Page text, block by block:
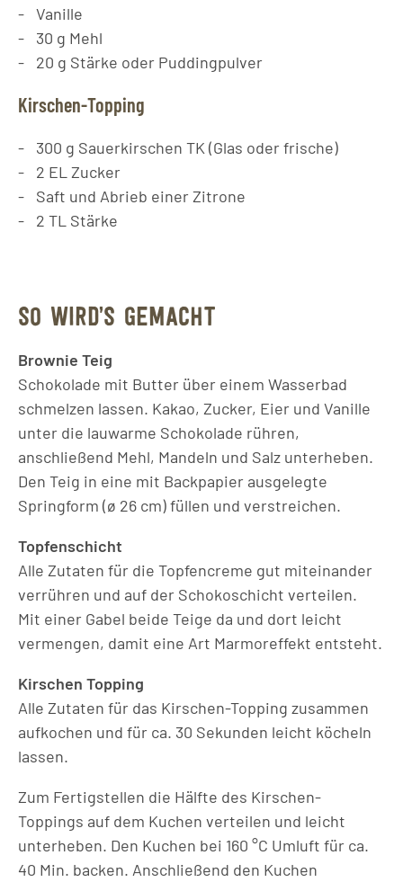
Vanille
30 g Mehl
20 g Stärke oder Puddingpulver
Kirschen-Topping
300 g Sauerkirschen TK (Glas oder frische)
2 EL Zucker
Saft und Abrieb einer Zitrone
2 TL Stärke
SO WIRD’S GEMACHT
Brownie Teig
Schokolade mit Butter über einem Wasserbad
schmelzen lassen. Kakao, Zucker, Eier und Vanille
unter die lauwarme Schokolade rühren,
anschließend Mehl, Mandeln und Salz unterheben.
Den Teig in eine mit Backpapier ausgelegte
Springform (ø 26 cm) füllen und verstreichen.
Topfenschicht
Alle Zutaten für die Topfencreme gut miteinander
verrühren und auf der Schokoschicht verteilen.
Mit einer Gabel beide Teige da und dort leicht
vermengen, damit eine Art Marmoreffekt entsteht.
Kirschen Topping
Alle Zutaten für das Kirschen-Topping zusammen
aufkochen und für ca. 30 Sekunden leicht köcheln
lassen.
Zum Fertigstellen die Hälfte des Kirschen-
Toppings auf dem Kuchen verteilen und leicht
unterheben. Den Kuchen bei 160 °C Umluft für ca.
40 Min. backen. Anschließend den Kuchen